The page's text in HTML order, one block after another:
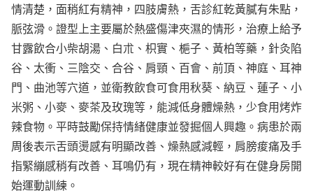
情清楚，面稍紅有精神，四肢膚熱，舌診紅乾黃膩有朱點，
脈弦滑。證型上主要屬於熱盛傷津夾濕的情形，治療上給予
甘露飲合小柴胡湯、白朮、枳實、梔子、黃柏等藥，針灸陷
谷、太衝、三陰交、合谷、肩頸、百會、前頂、神庭、耳神
門、曲池等穴道，並衛教飲食可食用秋葵、納豆、蓮子、小
米粥、小麥、麥茶及玫瑰等，能減低身體燥熱，少食用烤炸
辣食物。平時鼓勵保持情緒健康並發掘個人興趣。病患於兩
周後表示舌頭燙感有明顯改善、燥熱感減輕，肩膀痠痛及手
指緊繃感稍有改善、耳鳴仍有，現在精神較好有在健身房開
始運動訓練。